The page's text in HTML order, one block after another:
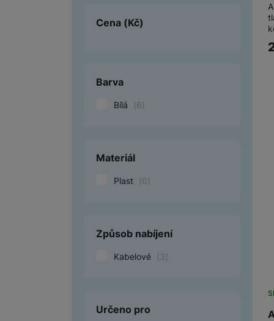
Cena (Kč)
Barva
Bílá (6)
Materiál
Plast (6)
Způsob nabíjení
Kabelové (3)
Určeno pro